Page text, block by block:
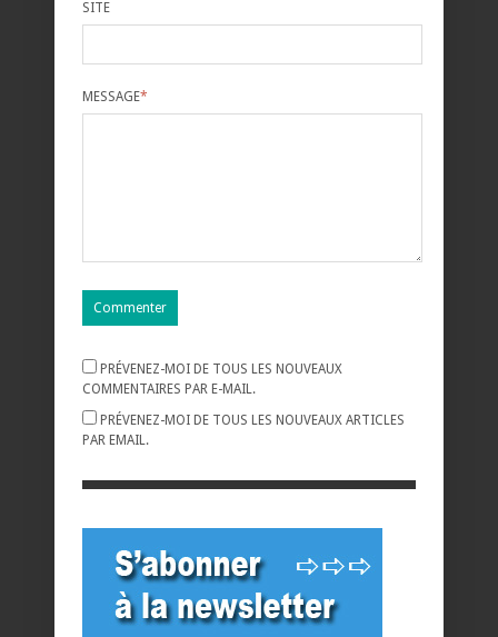
SITE
MESSAGE*
PRÉVENEZ-MOI DE TOUS LES NOUVEAUX
COMMENTAIRES PAR E-MAIL.
PRÉVENEZ-MOI DE TOUS LES NOUVEAUX ARTICLES
PAR EMAIL.